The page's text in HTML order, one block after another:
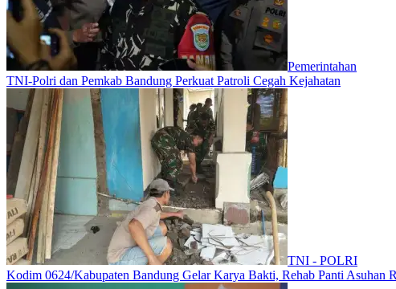
Pemerintahan
TNI-Polri dan Pemkab Bandung Perkuat Patroli Cegah Kejahatan
TNI - POLRI
Kodim 0624/Kabupaten Bandung Gelar Karya Bakti, Rehab Panti Asuhan